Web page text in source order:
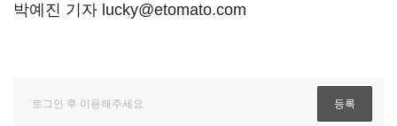
박예진 기자 lucky@etomato.com